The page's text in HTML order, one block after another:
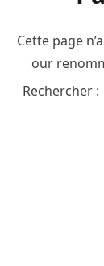
Cette page
our
Rechercher :